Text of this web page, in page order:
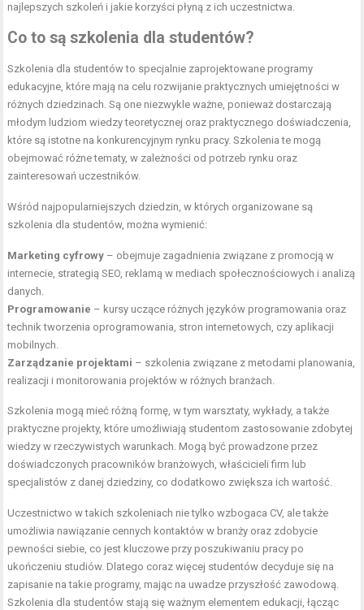
najlepszych szkoleń i jakie korzyści płyną z ich uczestnictwa.
Co to są szkolenia dla studentów?
Szkolenia dla studentów to specjalnie zaprojektowane programy
edukacyjne, które mają na celu rozwijanie praktycznych umiejętności w
różnych dziedzinach. Są one niezwykle ważne, ponieważ dostarczają
młodym ludziom wiedzy teoretycznej oraz praktycznego doświadczenia,
które są istotne na konkurencyjnym rynku pracy. Szkolenia te mogą
obejmować różne tematy, w zależności od potrzeb rynku oraz
zainteresowań uczestników.
Wśród najpopularniejszych dziedzin, w których organizowane są
szkolenia dla studentów, można wymienić:
Marketing cyfrowy – obejmuje zagadnienia związane z promocją w
internecie, strategią SEO, reklamą w mediach społecznościowych i analizą
danych.
Programowanie – kursy uczące różnych języków programowania oraz
technik tworzenia oprogramowania, stron internetowych, czy aplikacji
mobilnych.
Zarządzanie projektami – szkolenia związane z metodami planowania,
realizacji i monitorowania projektów w różnych branżach.
Szkolenia mogą mieć różną formę, w tym warsztaty, wykłady, a także
praktyczne projekty, które umożliwiają studentom zastosowanie zdobytej
wiedzy w rzeczywistych warunkach. Mogą być prowadzone przez
doświadczonych pracowników branżowych, właścicieli firm lub
specjalistów z danej dziedziny, co dodatkowo zwiększa ich wartość.
Uczestnictwo w takich szkoleniach nie tylko wzbogaca CV, ale także
umożliwia nawiązanie cennych kontaktów w branży oraz zdobycie
pewności siebie, co jest kluczowe przy poszukiwaniu pracy po
ukończeniu studiów. Dlatego coraz więcej studentów decyduje się na
zapisanie na takie programy, mając na uwadze przyszłość zawodową.
Szkolenia dla studentów stają się ważnym elementem edukacji, łącząc